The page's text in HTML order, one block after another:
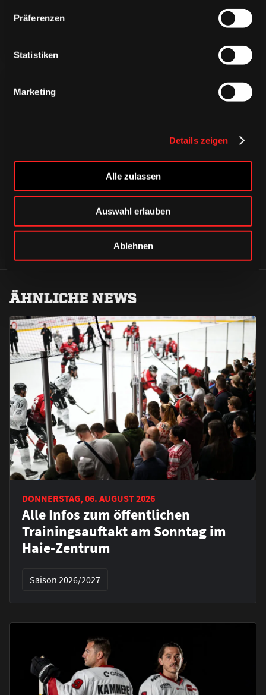
Präferenzen
Statistiken
Marketing
Details zeigen
Alle zulassen
Auswahl erlauben
Ablehnen
CAPS & CO
CAPS & CO
CAPS & CO
ÄHNLICHE NEWS
DONNERSTAG, 06. AUGUST 2026
Alle Infos zum öffentlichen
Trainingsauftakt am Sonntag im
Haie-Zentrum
Saison 2026/2027